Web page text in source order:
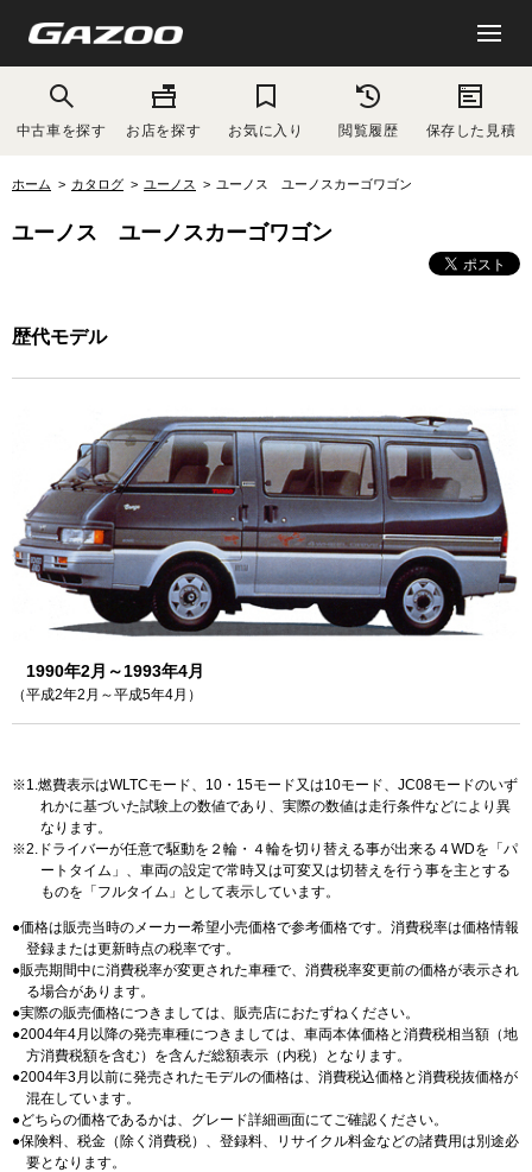
中古車を探す お店を探す お気に入り 閲覧履歴 保存した見積
ホーム カタログ ユーノス ユーノス ユーノスカーゴワゴン
ユーノス ユーノスカーゴワゴン
歴代モデル
1990年2月～1993年4月
（平成2年2月～平成5年4月）
1.燃費表示はWLTCモード、10・15モード又は10モード、JC08モードのいず
れかに基づいた試験上の数値であり、実際の数値は走行条件などにより異
なります。
2.ドライバーが任意で駆動を２輪・４輪を切り替える事が出来る４WDを「パ
ートタイム」、車両の設定で常時又は可変又は切替えを行う事を主とする
ものを「フルタイム」として表示しています。
価格は販売当時のメーカー希望小売価格で参考価格です。消費税率は価格情報
登録または更新時点の税率です。
販売期間中に消費税率が変更された車種で、消費税率変更前の価格が表示され
る場合があります。
実際の販売価格につきましては、販売店におたずねください。
2004年4月以降の発売車種につきましては、車両本体価格と消費税相当額（地
方消費税額を含む）を含んだ総額表示（内税）となります。
2004年3月以前に発売されたモデルの価格は、消費税込価格と消費税抜価格が
混在しています。
どちらの価格であるかは、グレード詳細画面にてご確認ください。
保険料、税金（除く消費税）、登録料、リサイクル料金などの諸費用は別途必
要となります。